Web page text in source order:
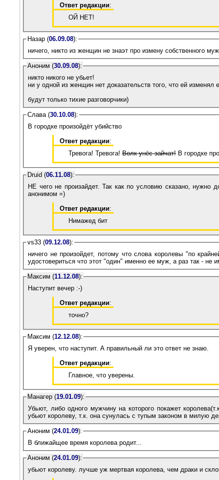
Ответ редакции:
ОЙ НЕТ!
Назар (06.09.08):
ничего, никто из женщин не знаэт про измену собственного
Аноним (30.09.08):
никто никого не убьет!
ни у одной из женщин нет доказательств того, что ей изменял
будут только тихие разговорчики)
Слава (30.10.08):
В городке произойдёт убийство
Ответ редакции:
Тревога! Тревога! Волк унёс зайчат! В городке
Druid (06.11.08):
НЕ чего не произайдет. Так как по условию сказано, нужно
анонимом =)
Ответ редакции:
Нимажед бит
vs33 (09.12.08):
ничего не произойдет, потому что слова королевы "по
удостовериться что этот "один" именно ее муж, а раз так - не
Максим (11.12.08):
Наступит вечер :-)
Ответ редакции:
точно?
Максим (12.12.08):
Я уверен, что наступит. А правильный ли это ответ не знаю.
Ответ редакции:
Главное, что уверены.
Манагер (19.01.09):
Убьют, либо одного мужчину на которого покажет
убьют королеву, т.к. она сунулась с тупым законом в милую
Аноним (24.01.09):
В ближайщее время королева родит...
Аноним (24.01.09):
убьют королеву. лучше уж мертвая королева, чем драки и